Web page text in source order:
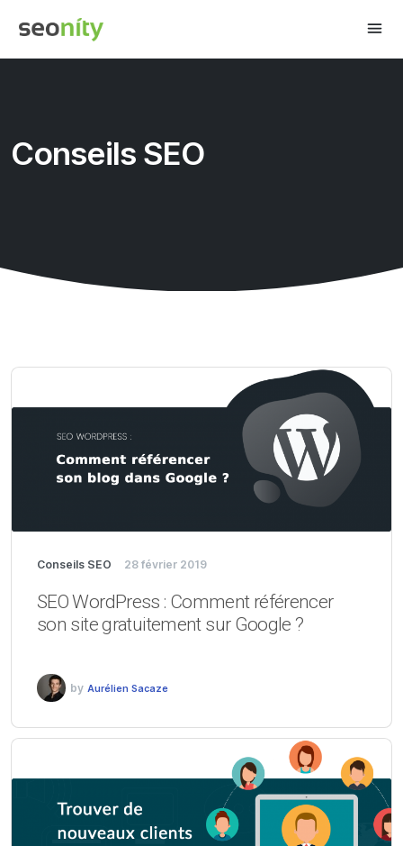
Conseils SEO
Conseils SEO 28 février 2019
SEO WordPress : Comment référencer
son site gratuitement sur Google ?
by Aurélien Sacaze